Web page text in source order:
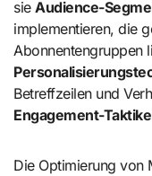
sieAudience-
implementieren, die
Abonnentengruppen
Betreffzeilen und
Engagement-
Die Optimierung von